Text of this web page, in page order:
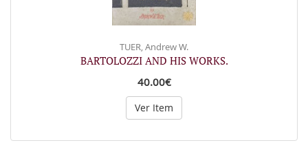
TUER, Andrew W.
BARTOLOZZI AND HIS WORKS.
40.00€
Ver Item